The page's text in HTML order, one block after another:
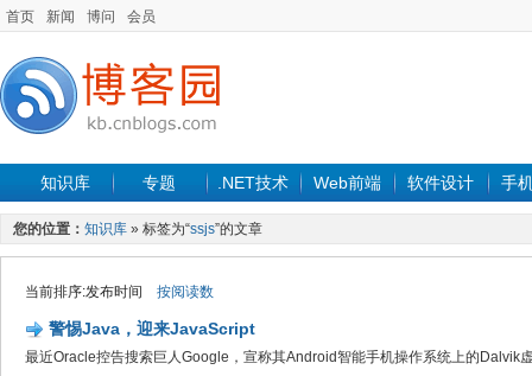
首页 新闻 博问 会员
知识库 专题 .NET技术 Web前端 软件设计 手
您的位置： 知识库 » 标签为“ssjs”的文章
当前排序:发布时间 按阅读数
警惕Java，迎来JavaScript
最近Oracle控告搜索巨人Google，宣称其Android智能手机操作系统上的Dalvik